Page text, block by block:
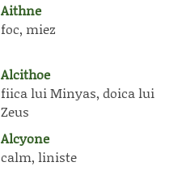
Aithne
foc, miez
Alcithoe
fiica lui Minyas, doica lui
Zeus
Alcyone
calm, liniste